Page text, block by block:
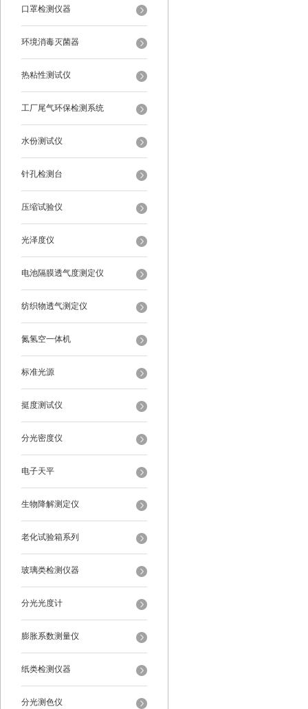
口罩检测仪器
环境消毒灭菌器
热粘性测试仪
工厂尾气环保检测系统
水份测试仪
针孔检测台
压缩试验仪
光泽度仪
电池隔膜透气度测定仪
纺织物透气测定仪
氮氢空一体机
标准光源
挺度测试仪
分光密度仪
电子天平
生物降解测定仪
老化试验箱系列
玻璃类检测仪器
分光光度计
膨胀系数测量仪
纸类检测仪器
分光测色仪